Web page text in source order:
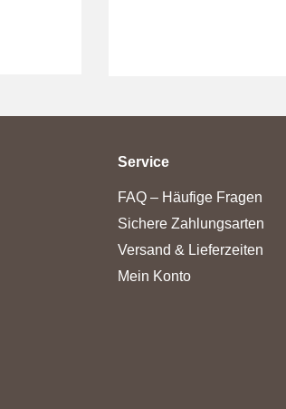
Service
FAQ – Häufige Fragen
Sichere Zahlungsarten
Versand & Lieferzeiten
Mein Konto